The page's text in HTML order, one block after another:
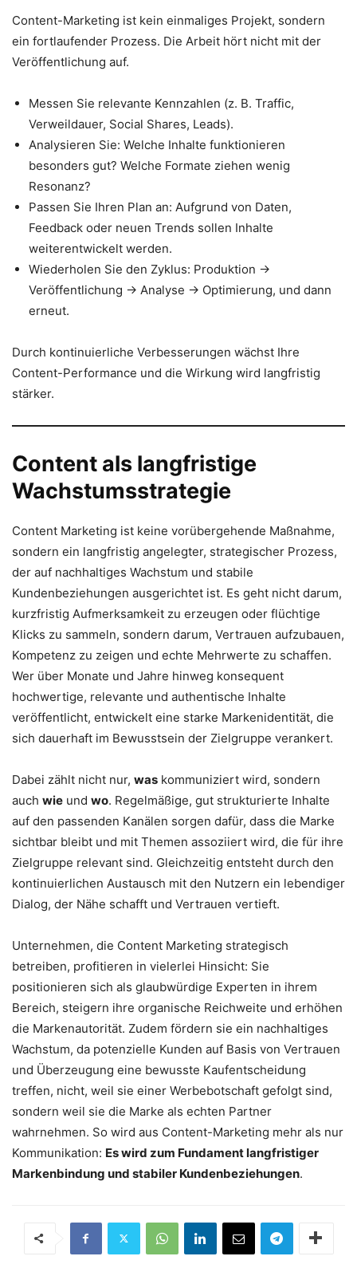
Content-Marketing ist kein einmaliges Projekt, sondern
ein fortlaufender Prozess. Die Arbeit hört nicht mit der
Veröffentlichung auf.
Messen Sie relevante Kennzahlen (z. B. Traffic,
Verweildauer, Social Shares, Leads).
Analysieren Sie: Welche Inhalte funktionieren
besonders gut? Welche Formate ziehen wenig
Resonanz?
Passen Sie Ihren Plan an: Aufgrund von Daten,
Feedback oder neuen Trends sollen Inhalte
weiterentwickelt werden.
Wiederholen Sie den Zyklus: Produktion →
Veröffentlichung → Analyse → Optimierung, und dann
erneut.
Durch kontinuierliche Verbesserungen wächst Ihre
Content-Performance und die Wirkung wird langfristig
stärker.
Content als langfristige
Wachstumsstrategie
Content Marketing ist keine vorübergehende Maßnahme,
sondern ein langfristig angelegter, strategischer Prozess,
der auf nachhaltiges Wachstum und stabile
Kundenbeziehungen ausgerichtet ist. Es geht nicht darum,
kurzfristig Aufmerksamkeit zu erzeugen oder flüchtige
Klicks zu sammeln, sondern darum, Vertrauen aufzubauen,
Kompetenz zu zeigen und echte Mehrwerte zu schaffen.
Wer über Monate und Jahre hinweg konsequent
hochwertige, relevante und authentische Inhalte
veröffentlicht, entwickelt eine starke Markenidentität, die
sich dauerhaft im Bewusstsein der Zielgruppe verankert.
Dabei zählt nicht nur, was kommuniziert wird, sondern
auch wie und wo. Regelmäßige, gut strukturierte Inhalte
auf den passenden Kanälen sorgen dafür, dass die Marke
sichtbar bleibt und mit Themen assoziiert wird, die für ihre
Zielgruppe relevant sind. Gleichzeitig entsteht durch den
kontinuierlichen Austausch mit den Nutzern ein lebendiger
Dialog, der Nähe schafft und Vertrauen vertieft.
Unternehmen, die Content Marketing strategisch
betreiben, profitieren in vielerlei Hinsicht: Sie
positionieren sich als glaubwürdige Experten in ihrem
Bereich, steigern ihre organische Reichweite und erhöhen
die Markenautorität. Zudem fördern sie ein nachhaltiges
Wachstum, da potenzielle Kunden auf Basis von Vertrauen
und Überzeugung eine bewusste Kaufentscheidung
treffen, nicht, weil sie einer Werbebotschaft gefolgt sind,
sondern weil sie die Marke als echten Partner
wahrnehmen. So wird aus Content-Marketing mehr als nur
Kommunikation: Es wird zum Fundament langfristiger
Markenbindung und stabiler Kundenbeziehungen.